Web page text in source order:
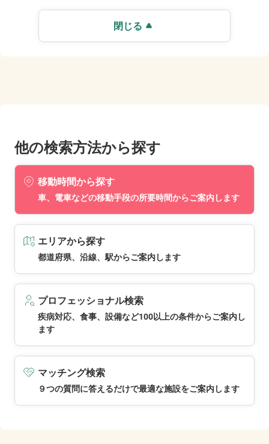
閉じる
他の検索方法から探す
移動時間から探す
車、電車などの移動手段の所要時間からご案内します
エリアから探す
都道府県、沿線、駅からご案内します
プロフェッショナル検索
疾病対応、食事、設備など100以上の条件からご案内し
ます
マッチング検索
９つの質問に答えるだけで最適な施設をご案内します